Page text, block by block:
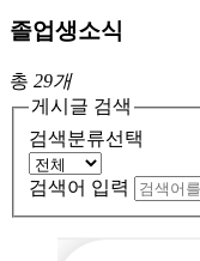
졸업생소식
총 29개
게시글 검색
검색분류선택
검색어 입력